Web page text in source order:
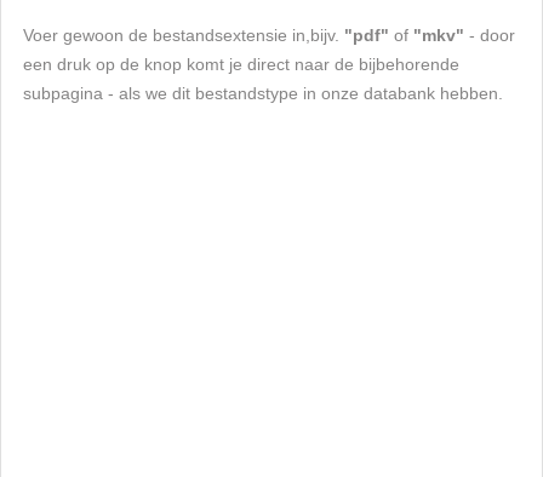
Voer gewoon de bestandsextensie in,bijv. "pdf" of "mkv" - door
een druk op de knop komt je direct naar de bijbehorende
subpagina - als we dit bestandstype in onze databank hebben.